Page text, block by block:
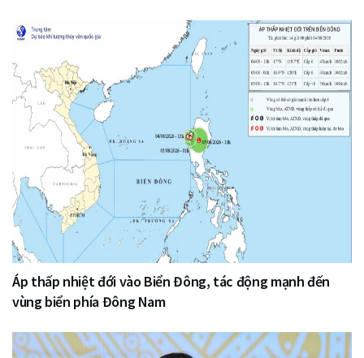
Áp thấp nhiệt đới vào Biển Đông, tác động mạnh đến
vùng biển phía Đông Nam